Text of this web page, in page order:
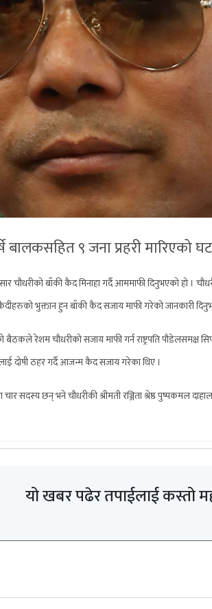
बालकसहित ९ जना प्रहरी
चौधरीको बाँकी कैद मिनाहा गर्दै आममाफी दिनुभएको हो ।
भुक्तान हुन बाँकी कैद सजाय माफी गरेको जानकारी
रेशम चौधरीको सजाय माफी गर्न राष्ट्रपति
दोषी ठहर गर्दै आजन्म कैद सजाय गरेका थिए ।
सदस्य छन् भने चौधरीकी श्रीमती रञ्जिता श्रेष्ठ पुष्पकमल
यो खबर पढेर तपाईलाई कस्तो